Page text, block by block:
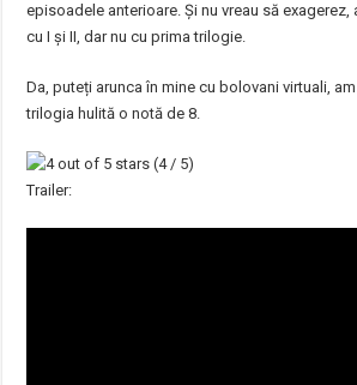
episoadele anterioare. Și nu vreau să
cu I și II, dar nu cu prima trilogie.
Da, puteți arunca în mine cu bolovani virtuali,
trilogia hulită o notă de 8.
(4 / 5)
Trailer: